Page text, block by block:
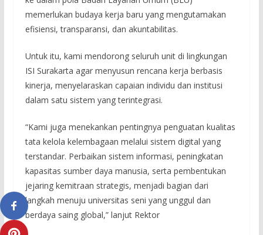
memerlukan budaya kerja baru yang mengutamakan
efisiensi, transparansi, dan akuntabilitas.
Untuk itu, kami mendorong seluruh unit di lingkungan
ISI Surakarta agar menyusun rencana kerja berbasis
kinerja, menyelaraskan capaian individu dan institusi
dalam satu sistem yang terintegrasi.
“Kami juga menekankan pentingnya penguatan kualitas
tata kelola kelembagaan melalui sistem digital yang
terstandar. Perbaikan sistem informasi, peningkatan
kapasitas sumber daya manusia, serta pembentukan
jejaring kemitraan strategis, menjadi bagian dari
langkah menuju universitas seni yang unggul dan
berdaya saing global,” lanjut Rektor